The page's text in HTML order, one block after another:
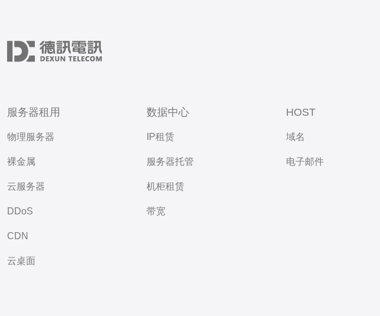
服务器租用
物理服务器
裸金属
云服务器
DDoS
CDN
云桌面
数据中心
IP租赁
服务器托管
机柜租赁
带宽
HOST
域名
电子邮件